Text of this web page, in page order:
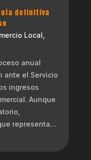
definitiva
Local
anual
ante el Servicio
ingresos
Aunque
representa...